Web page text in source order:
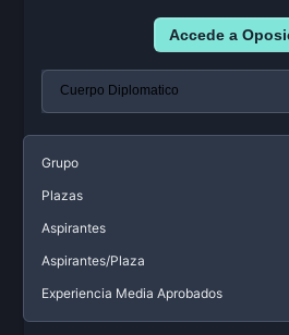
Accede a
Grupo
Plazas
Aspirantes
Aspirantes/Plaza
Experiencia Media Aprobados